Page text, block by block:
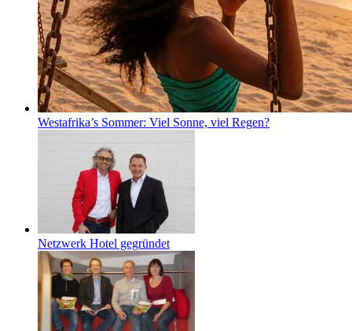
Westafrika’s Sommer: Viel Sonne, viel Regen?
Netzwerk Hotel gegründet